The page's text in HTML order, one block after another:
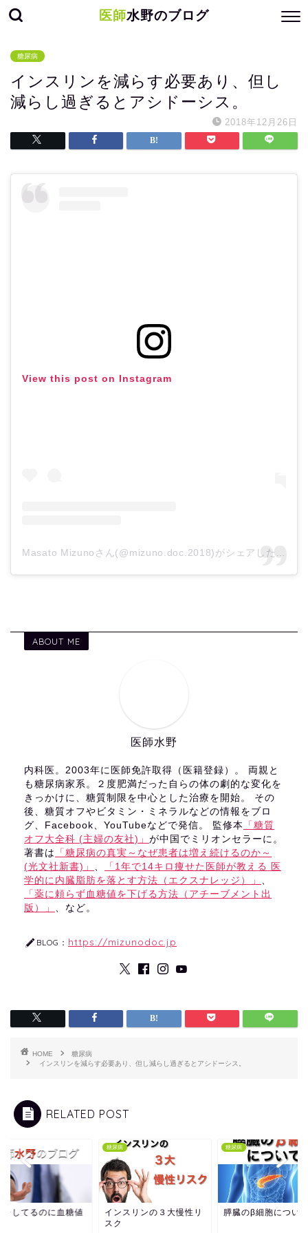
医師水野のブログ
糖尿病
インスリンを減らす必要あり、但し
減らし過ぎるとアシドーシス。
2018年12月26日
View this post on Instagram
ABOUT ME
医師水野
内科医。2003年に医師免許取得（医籍登録）。 両親と
も糖尿病家系。２度肥満だった自らの体の劇的な変化を
きっかけに、糖質制限を中心とした治療を開始。 その
後、糖質オフやビタミン・ミネラルなどの情報をブロ
グ、Facebook、YouTubeなどで発信。 監修本
「糖質
オフ大全科 (主婦の友社)」 が中国でミリオンセラーに。
著書は
「糖尿病の真実～なぜ患者は増え続けるのか～
(光文社新書)」
「1年で14キロ痩せた医師が教える 医
学的に内臓脂肪を落とす方法（エクスナレッジ）」
「薬に頼らず血糖値を下げる方法（アチーブメント出
版）」
、など。
BLOG： https://mizunodoc.jp
HOME
糖尿病
インスリンを減らす必要あり、但し減らし過ぎるとアシドーシス。
RELATED POST
レしてるのに血糖値
糖尿病
インスリンの３大慢性リ
スク
糖尿病
膵臓のβ細胞につい